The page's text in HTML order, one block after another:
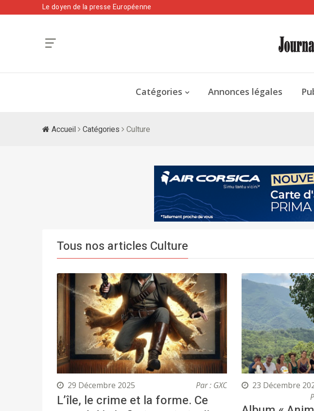
Le doyen de la presse Européenne
Catégories Annonces légales
Accueil Catégories Culture
Tous nos articles Culture
29 Décembre 2025 Par : GXC
L’île, le crime et la forme. Ce
23 Décembre